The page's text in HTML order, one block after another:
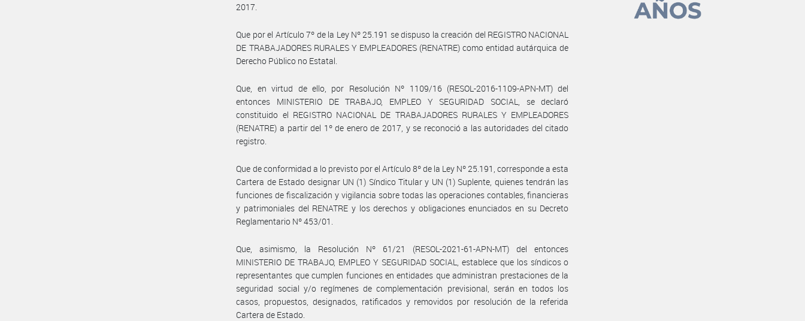
2017.
Que por el Artículo 7º de la Ley Nº 25.191 se dispuso la creación del REGISTRO NACIONAL
DE TRABAJADORES RURALES Y EMPLEADORES (RENATRE) como entidad autárquica de
Derecho Público no Estatal.
Que, en virtud de ello, por Resolución Nº 1109/16 (RESOL-2016-1109-APN-MT) del
entonces MINISTERIO DE TRABAJO, EMPLEO Y SEGURIDAD SOCIAL, se declaró
constituido el REGISTRO NACIONAL DE TRABAJADORES RURALES Y EMPLEADORES
(RENATRE) a partir del 1º de enero de 2017, y se reconoció a las autoridades del citado
registro.
Que de conformidad a lo previsto por el Artículo 8º de la Ley Nº 25.191, corresponde a esta
Cartera de Estado designar UN (1) Síndico Titular y UN (1) Suplente, quienes tendrán las
funciones de fiscalización y vigilancia sobre todas las operaciones contables, financieras
y patrimoniales del RENATRE y los derechos y obligaciones enunciados en su Decreto
Reglamentario Nº 453/01.
Que, asimismo, la Resolución Nº 61/21 (RESOL-2021-61-APN-MT) del entonces
MINISTERIO DE TRABAJO, EMPLEO Y SEGURIDAD SOCIAL, establece que los síndicos o
representantes que cumplen funciones en entidades que administran prestaciones de la
seguridad social y/o regímenes de complementación previsional, serán en todos los
casos, propuestos, designados, ratificados y removidos por resolución de la referida
Cartera de Estado.